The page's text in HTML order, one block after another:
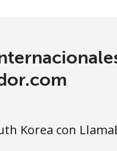
Korea con